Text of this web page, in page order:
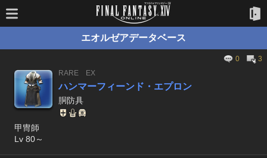
エオルゼアデータベース
0
3
RARE
EX
ハンマーフィーンド・エプロン
胴防具
甲冑師
Lv 80～